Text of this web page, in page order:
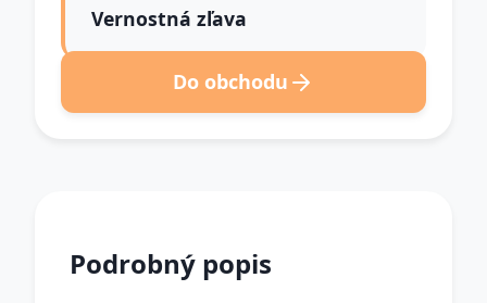
Vernostná zľava
Do obchodu
Podrobný popis